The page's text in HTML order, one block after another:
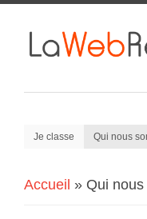
Je classe Qui nous
Vous êtes ici:
Accueil » Qui